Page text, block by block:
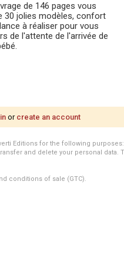
de 146 pages vous
30 jolies modèles, confort
à réaliser pour vous
de l'attente de l'arrivée de
or create an account
Editions for the following
and delete your personal
conditions of sale (GTC).